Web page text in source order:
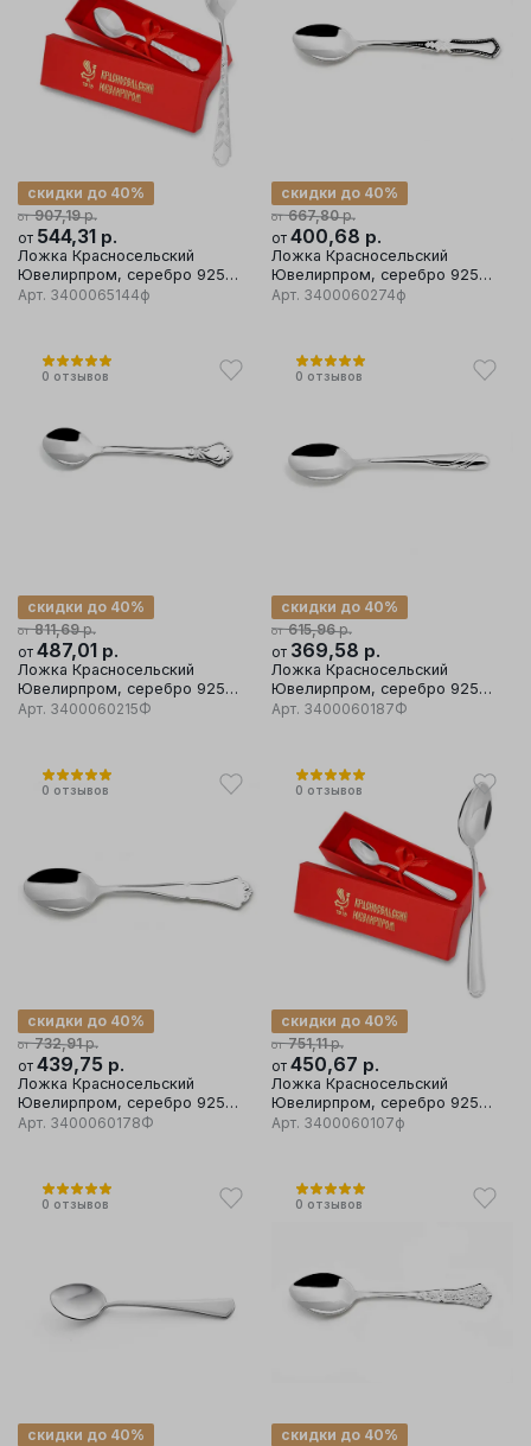
от 907,19р.
скидки до 40%
от 544,31 р.
Ложка Красносельский
Ювелирпром, серебро 925
проба
Арт. 3400065144ф
от 667,80р.
скидки до 40%
от 400,68 р.
Ложка Красносельский
Ювелирпром, серебро 925
проба
Арт. 3400060274ф
0 отзывов
от 811,69р.
скидки до 40%
от 487,01 р.
Ложка Красносельский
Ювелирпром, серебро 925
проба
Арт. 3400060215Ф
0 отзывов
от 615,96р.
скидки до 40%
от 369,58 р.
Ложка Красносельский
Ювелирпром, серебро 925
проба
Арт. 3400060187Ф
0 отзывов
от 732,91р.
скидки до 40%
от 439,75 р.
Ложка Красносельский
Ювелирпром, серебро 925
проба
Арт. 3400060178Ф
0 отзывов
от 751,11р.
скидки до 40%
от 450,67 р.
Ложка Красносельский
Ювелирпром, серебро 925
проба
Арт. 3400060107ф
0 отзывов
скидки до 40%
0 отзывов
скидки до 40%